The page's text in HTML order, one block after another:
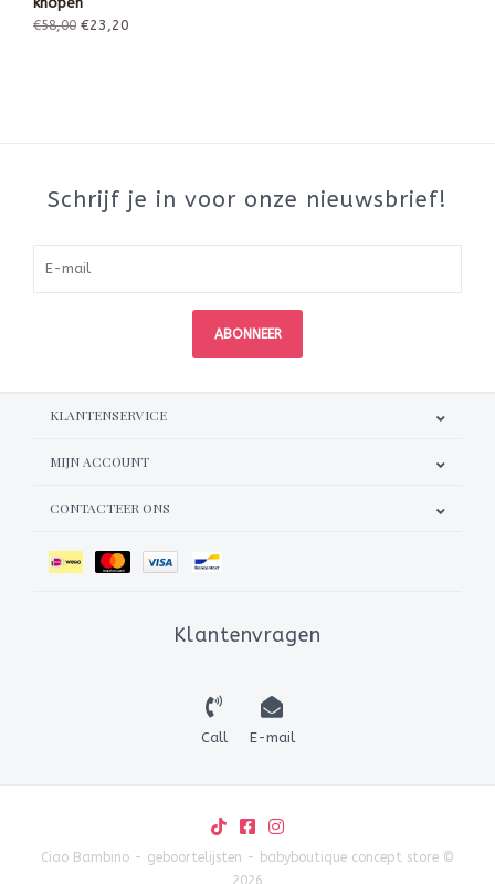
€58,00 €23,20
Schrijf je in voor onze nieuwsbrief!
ABONNEER
KLANTENSERVICE
MIJN ACCOUNT
CONTACTEER ONS
Klantenvragen
Call E-mail
Ciao Bambino - geboortelijsten - babyboutique concept store ©
2026